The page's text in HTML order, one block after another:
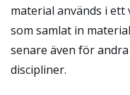
material används i
som samlat in
senare även för
discipliner.